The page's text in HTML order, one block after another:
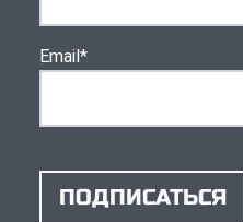
Email*
ПОДПИСАТЬСЯ